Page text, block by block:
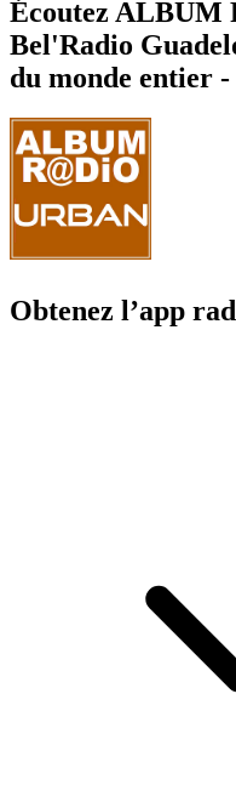
Écoutez ALBUM
Bel'Radio
du monde entier
Obtenez l’app